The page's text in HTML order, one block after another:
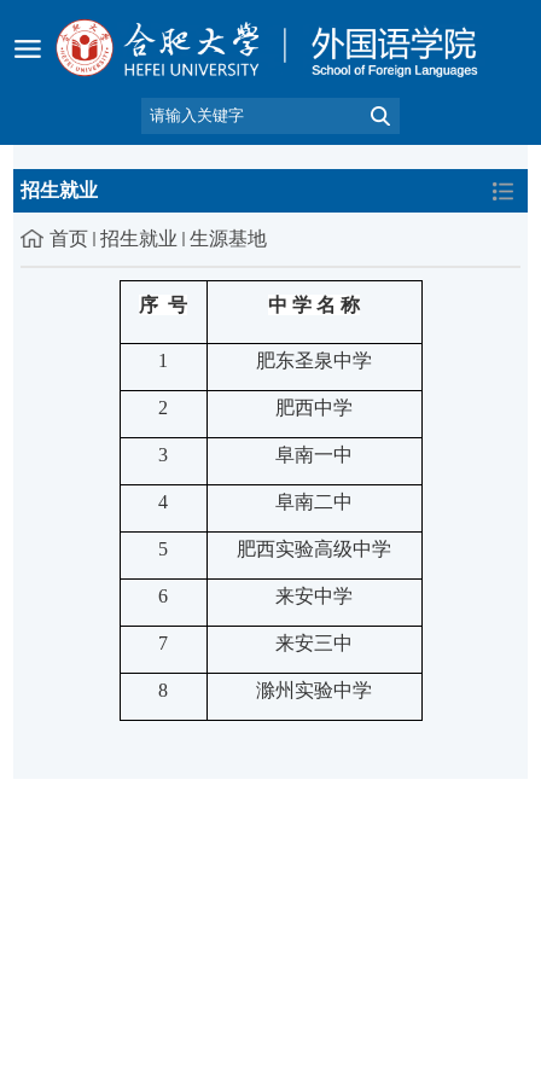
招生就业
首页 招生就业 生源基地
序 号 中 学 名 称
1 肥东圣泉中学
2 肥西中学
3 阜南一中
4 阜南二中
5 肥西实验高级中学
6 来安中学
7 来安三中
8 滁州实验中学